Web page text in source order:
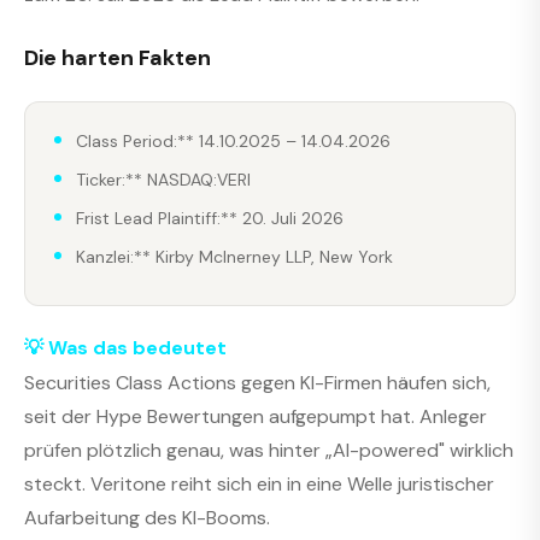
Die harten Fakten
Class Period:** 14.10.2025 – 14.04.2026
Ticker:** NASDAQ:VERI
Frist Lead Plaintiff:** 20. Juli 2026
Kanzlei:** Kirby McInerney LLP, New York
💡 Was das bedeutet
Securities Class Actions gegen KI-Firmen häufen sich,
seit der Hype Bewertungen aufgepumpt hat. Anleger
prüfen plötzlich genau, was hinter „AI-powered" wirklich
steckt. Veritone reiht sich ein in eine Welle juristischer
Aufarbeitung des KI-Booms.